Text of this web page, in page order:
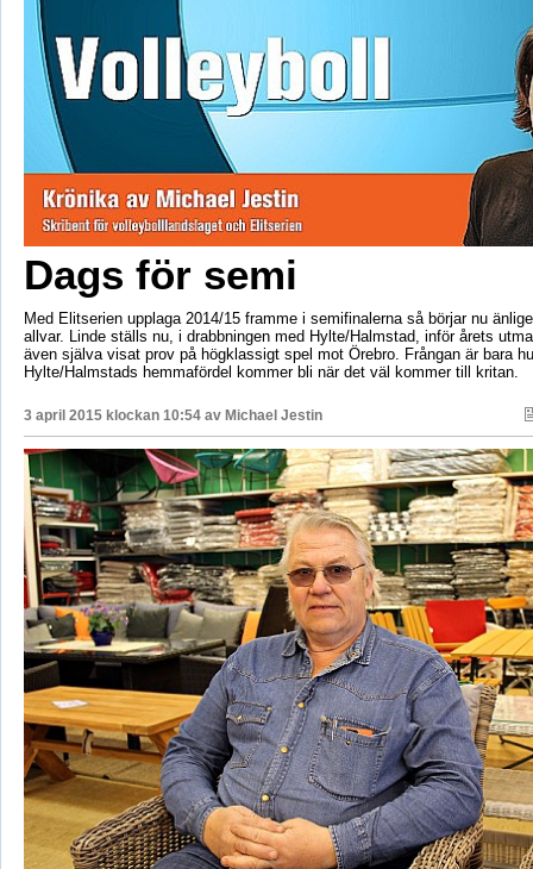
Dags för semi
Med Elitserien upplaga 2014/15 framme i semifinalerna så börjar nu
allvar. Linde ställs nu, i drabbningen med Hylte/Halmstad, inför årets
även själva visat prov på högklassigt spel mot Örebro. Frångan är bara
Hylte/Halmstads hemmafördel kommer bli när det väl kommer till kritan.
3 april 2015 klockan 10:54 av Michael Jestin